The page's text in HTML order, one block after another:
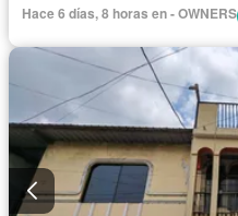
Hace 6 días, 8 horas en - OWNERS